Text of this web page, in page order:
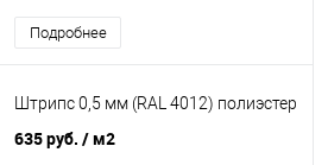
Подробнее
Штрипс 0,5 мм (RAL 4012) полиэстер
635 руб. / м2